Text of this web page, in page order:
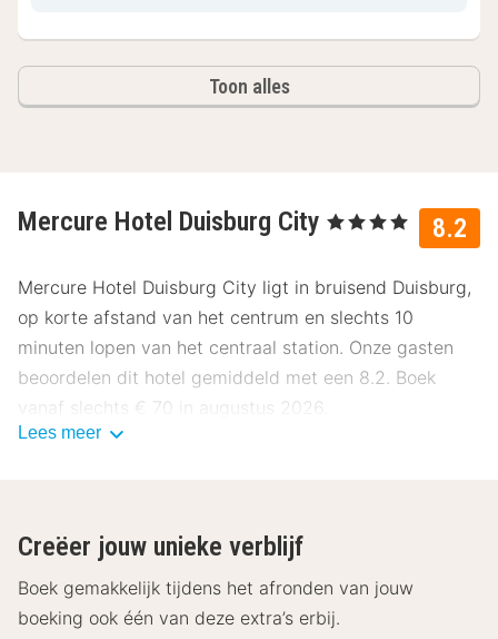
Toon alles
8.2
Mercure Hotel Duisburg City , 4 Sterren
Mercure Hotel Duisburg City ligt in bruisend Duisburg,
op korte afstand van het centrum en slechts 10
minuten lopen van het centraal station. Onze gasten
beoordelen dit hotel gemiddeld met een 8.2. Boek
vanaf slechts € 70 in augustus 2026.
stadscentrum. Je hebt hier alles binnen handbereik! De
stad Duisburg staat bekend om de grootste
binnenhaven van de wereld. Ga heerlijk wandelen
Lees meer
Creëer jouw unieke verblijf
Boek gemakkelijk tijdens het afronden van jouw
boeking ook één van deze extra’s erbij.